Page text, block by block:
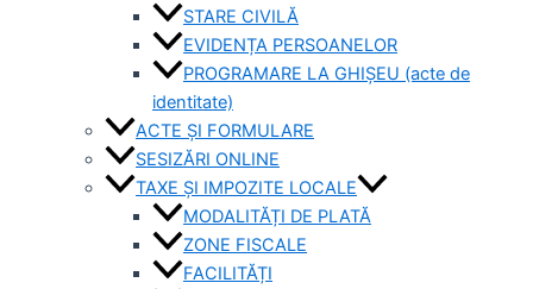
STARE CIVILĂ
EVIDENȚA PERSOANELOR
PROGRAMARE LA GHIȘEU (acte de
identitate)
ACTE ȘI FORMULARE
SESIZĂRI ONLINE
TAXE ȘI IMPOZITE LOCALE
MODALITĂȚI DE PLATĂ
ZONE FISCALE
FACILITĂȚI